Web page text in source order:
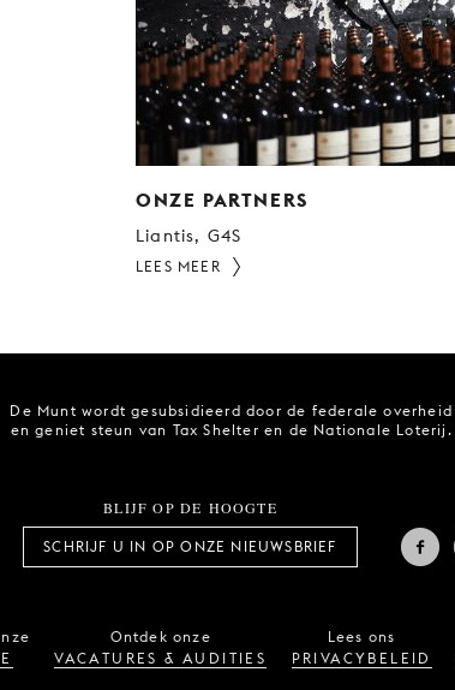
ONZE PARTNERS
Liantis, G4S
LEES MEER
De Munt wordt gesubsidieerd door de federale overheid
en geniet steun van Tax Shelter en de Nationale Loterij.
BLIJF OP DE HOOGTE
SCHRIJF U IN OP ONZE NIEUWSBRIEF
Ontdek onze
VACATURES & AUDITIES
Lees ons
PRIVACYBELEID